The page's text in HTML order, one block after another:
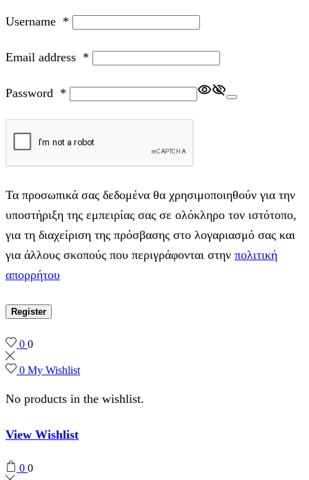
Username *
Email address *
Password *
Τα προσωπικά σας δεδομένα θα χρησιμοποιηθούν για την
υποστήριξη της εμπειρίας σας σε ολόκληρο τον ιστότοπο,
για τη διαχείριση της πρόσβασης στο λογαριασμό σας και
για άλλους σκοπούς που περιγράφονται στην πολιτική
απορρήτου
Register
0 0
0 My Wishlist
No products in the wishlist.
View Wishlist
0 0